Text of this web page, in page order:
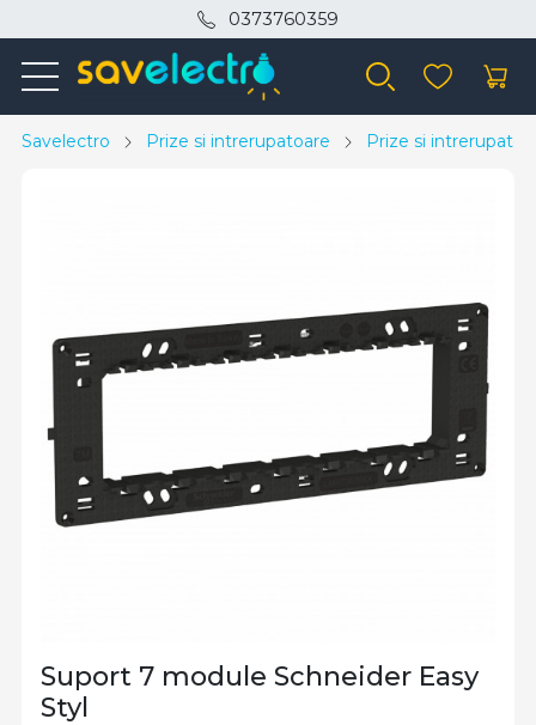
0373760359
Savelectro Prize si intrerupatoare Prize si
Suport 7 module Schneider Easy
Styl